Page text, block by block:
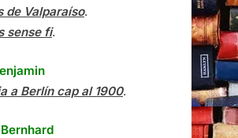
de Valparaíso.
sense fi.
a Berlín cap al 1900.